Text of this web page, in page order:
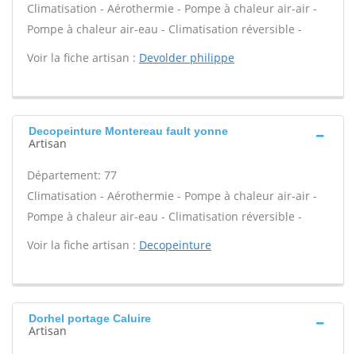
Climatisation - Aérothermie - Pompe à chaleur air-air -
Pompe à chaleur air-eau - Climatisation réversible -
Voir la fiche artisan : Devolder philippe
Decopeinture Montereau fault yonne
Artisan
Département: 77
Climatisation - Aérothermie - Pompe à chaleur air-air -
Pompe à chaleur air-eau - Climatisation réversible -
Voir la fiche artisan : Decopeinture
Dorhel portage Caluire
Artisan